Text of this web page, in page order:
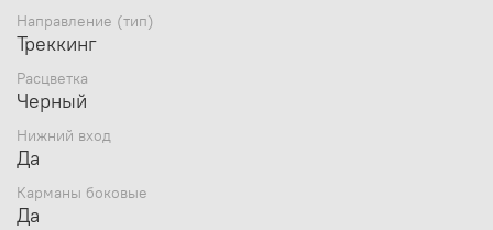
Направление (тип)
Треккинг
Расцветка
Черный
Нижний вход
Да
Карманы боковые
Да